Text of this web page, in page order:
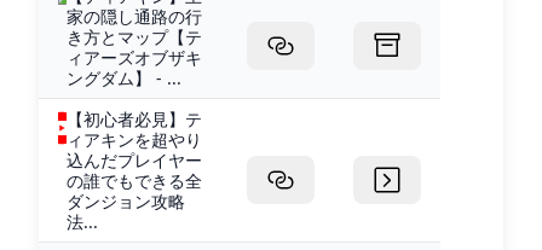
家の隠し通路の行
き方とマップ【テ
ィアーズオブザキ
ングダム】 - ...
【初心者必見】テ
ィアキンを超やり
込んだプレイヤー
の誰でもできる全
ダンジョン攻略
法...